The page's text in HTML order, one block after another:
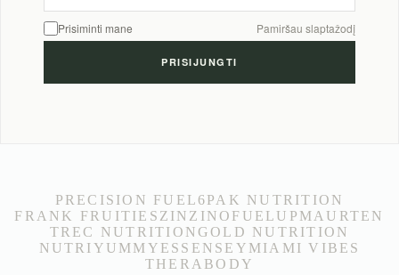
Prisiminti mane Pamiršau slaptažodį
PRECISION FUEL 6PAK NUTRITION
FRANK FRUITIES ZINZINO FUELUP MAURTEN
TREC NUTRITIONGOLD NUTRITION
NUTRIYUMMY ESSENSEY MIAMI VIBES
THERABODY